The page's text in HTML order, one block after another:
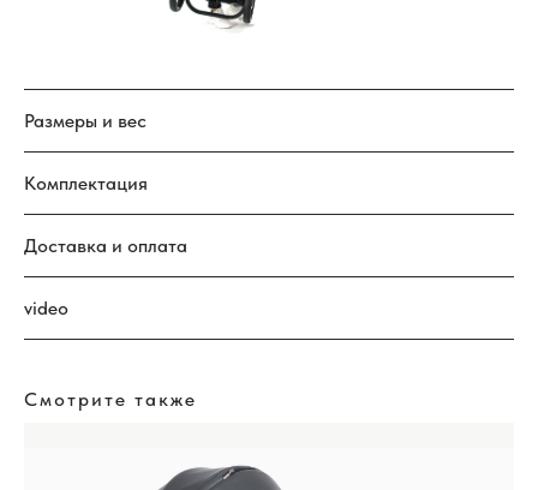
Размеры и вес
Комплектация
Доставка и оплата
video
Смотрите также